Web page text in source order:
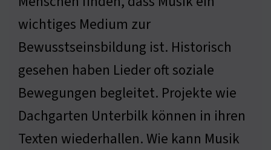
wichtiges Medium zur
Bewusstseinsbildung ist. Historisch
gesehen haben Lieder oft soziale
Bewegungen begleitet. Projekte wie
Dachgarten Unterbilk können in ihren
Texten wiederhallen. Wie kann Musik